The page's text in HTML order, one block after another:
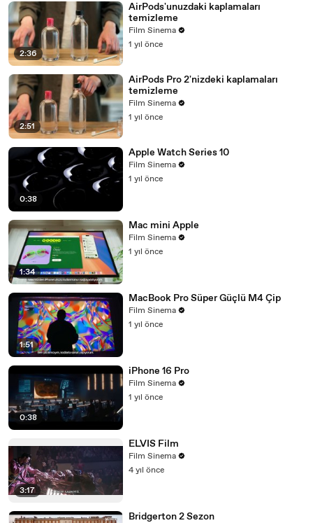
2:36
AirPods'unuzdaki kaplamaları
temizleme
Film Sinema
1 yıl önce
2:51
AirPods Pro 2'nizdeki kaplamaları
temizleme
Film Sinema
1 yıl önce
0:38
Apple Watch Series 10
Film Sinema
1 yıl önce
1:34
Mac mini Apple
Film Sinema
1 yıl önce
1:51
MacBook Pro Süper Güçlü M4 Çip
Film Sinema
1 yıl önce
0:38
iPhone 16 Pro
Film Sinema
1 yıl önce
3:17
ELVIS Film
Film Sinema
4 yıl önce
Bridgerton 2 Sezon